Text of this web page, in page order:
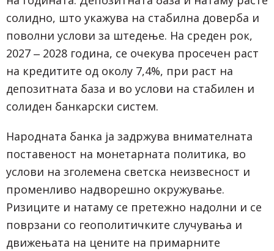
солидно, што укажува на стабилна доверба и
поволни услови за штедење. На среден рок,
2027 ‒ 2028 година, се очекува просечен раст
на кредитите од околу 7,4%, при раст на
депозитната база и во услови на стабилен и
солиден банкарски систем.
Народната банка ја задржува внимателната
поставеност на монетарната политика, во
услови на зголемена светска неизвесност и
променливо надворешно окружување.
Ризиците и натаму се претежно надолни и се
поврзани со геополитичките случувања и
движењата на цените на примарните